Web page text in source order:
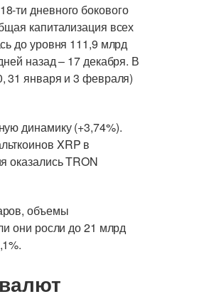
ти дневного бокового
капитализация всех
до уровня 111,9 млрд
назад – 17 декабря. В
31 января и 3 февраля)
динамику (+3,74%).
XRP в
оказались TRON
объемы
они росли до 21 млрд